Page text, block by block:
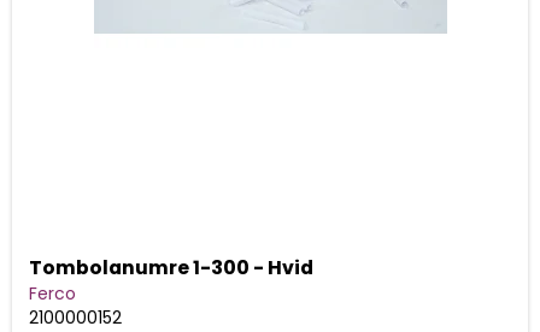
Tombolanumre 1-300 - Hvid
Ferco
2100000152